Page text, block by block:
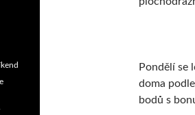
Pondělí se
doma
bodů s